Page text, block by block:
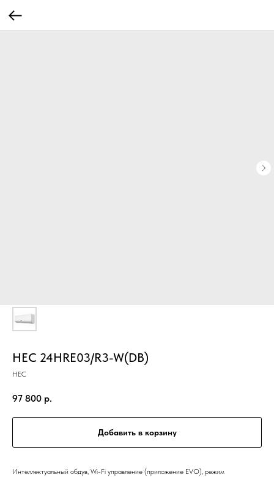
HEC 24HRE03/R3-W(DB)
HEC
97 800 р.
Добавить в корзину
Интеллектуальный обдув, Wi-Fi управление (приложение EVO), режим